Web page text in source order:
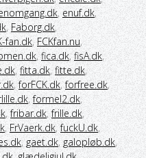
, enuf.dk,
, Faborg.dk,
fan.dk, FCKfan.nu,
, fica.dk, fisA.dk,
, fitta.dk, fitte.dk,
,forFCK.dk,forfree.dk,
,formel2.dk,
,fribar.dk,frille.dk,
, FrVaerk.dk,fuckU.dk,
, gaet.dk, galopløb.dk,